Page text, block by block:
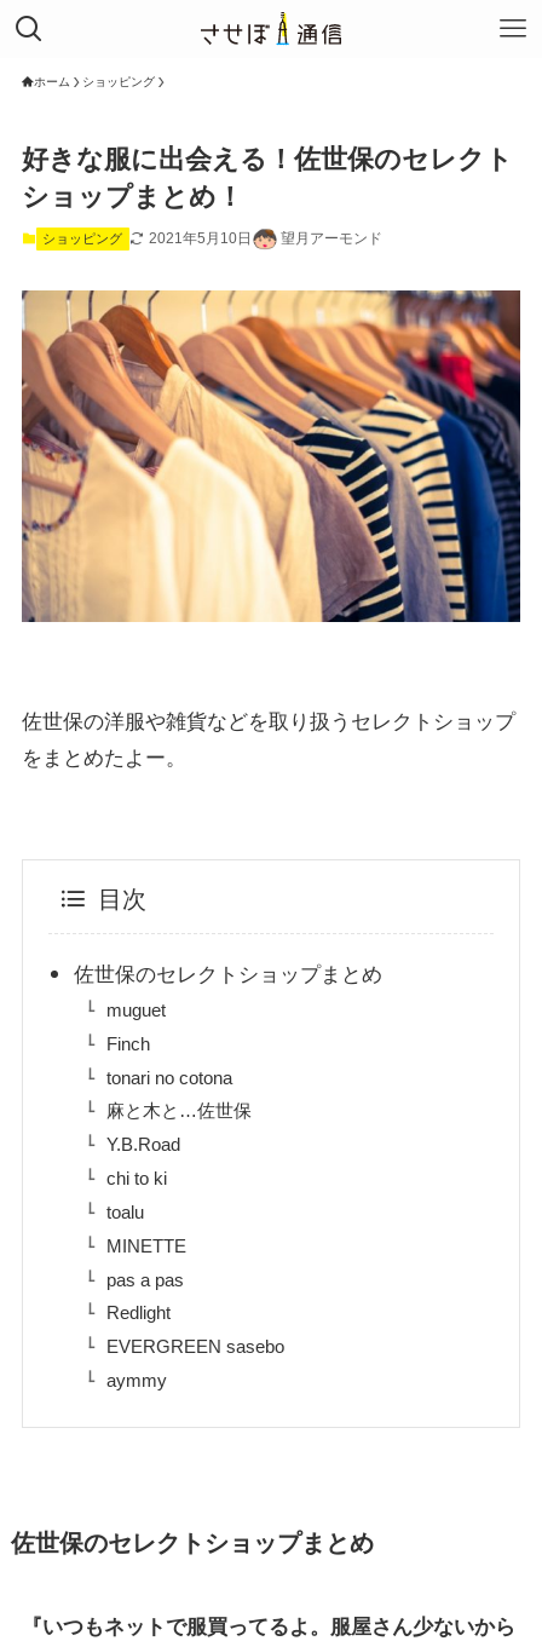
ホーム ショッピング
好きな服に出会える！佐世保のセレクト
ショップまとめ！
ショッピング 2021年5月10日 望月アーモンド
佐世保の洋服や雑貨などを取り扱うセレクトショップ
をまとめたよー。
目次
佐世保のセレクトショップまとめ
muguet
Finch
tonari no cotona
麻と木と…佐世保
Y.B.Road
chi to ki
toalu
MINETTE
pas a pas
Redlight
EVERGREEN sasebo
aymmy
佐世保のセレクトショップまとめ
『いつもネットで服買ってるよ。服屋さん少ないから